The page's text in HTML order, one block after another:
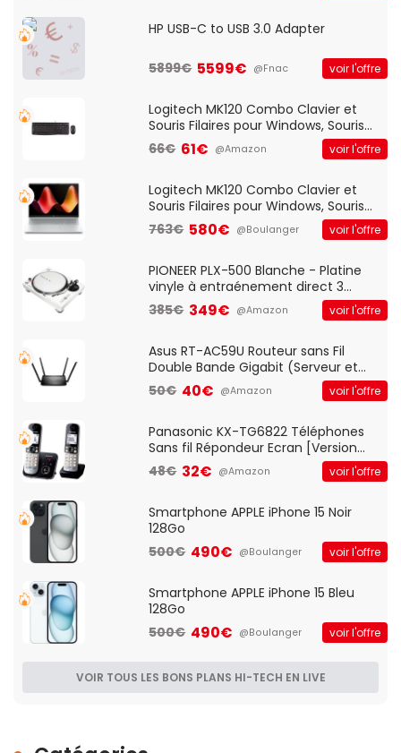
HP USB-C to USB 3.0 Adapter
5899€ 5599€ @Fnac voir l'offre
Logitech MK120 Combo Clavier et
Souris Filaires pour Windows, Souris
Optique Filaire, Connexion USB Plug
And Play, Confortable, Taille
QWERTY UK - Noir
66€ 61€ @Amazon voir l'offre
Logitech MK120 Combo Clavier et
Souris Filaires pour Windows, Souris
Optique Filaire, Connexion USB Plug
And Play, Confortable, Taille
QWERTY UK - Noir
763€ 580€ @Boulanger voir l'offre
PIONEER PLX-500 Blanche - Platine
vinyle à entraénement direct 3
vitesses (33-45-78 trs/min) avec
pre-ampli intégré et port USB
385€ 349€ @Amazon voir l'offre
Asus RT-AC59U Routeur sans Fil
Double Bande Gigabit (Serveur et
Client VPN, Triple Vlan, Mode Point
d'accès et Bridge, contrôle Parental,
50€ 40€ @Amazon voir l'offre
Panasonic KX-TG6822 Téléphones
Sans fil Répondeur Ecran [Version
Française]
48€ 32€ @Amazon voir l'offre
Smartphone APPLE iPhone 15 Noir
128Go
500€ 490€ @Boulanger voir l'offre
Smartphone APPLE iPhone 15 Bleu
128Go
500€ 490€ @Boulanger voir l'offre
VOIR TOUS LES BONS PLANS HI-TECH EN LIVE